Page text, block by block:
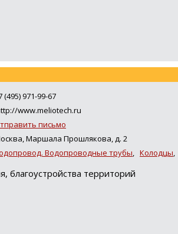
(495) 971-99-67
www.meliotech.ru
письмо
Маршала Прошлякова, д. 2
Водопроводные трубы, Колодцы,
благоустройства территорий